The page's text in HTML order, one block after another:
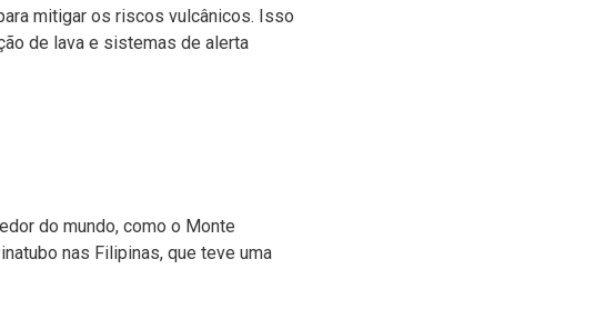
mitigar os riscos vulcânicos. Isso
de lava e sistemas de alerta
do mundo, como o Monte
nas Filipinas, que teve uma